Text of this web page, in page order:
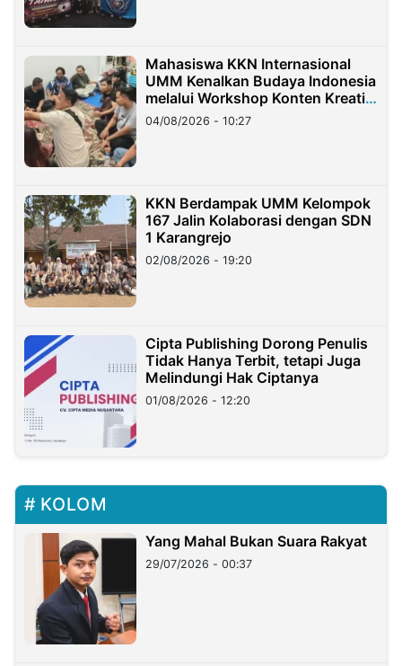
Mahasiswa KKN Internasional
UMM Kenalkan Budaya Indonesia
melalui Workshop Konten Kreatif
di Taiwan
04/08/2026 - 10:27
KKN Berdampak UMM Kelompok
167 Jalin Kolaborasi dengan SDN
1 Karangrejo
02/08/2026 - 19:20
Cipta Publishing Dorong Penulis
Tidak Hanya Terbit, tetapi Juga
Melindungi Hak Ciptanya
01/08/2026 - 12:20
KOLOM
Yang Mahal Bukan Suara Rakyat
29/07/2026 - 00:37